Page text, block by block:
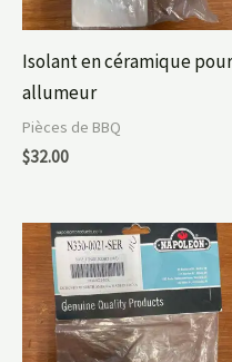
Isolant en céramique pour
allumeur
Pièces de BBQ
$32.00